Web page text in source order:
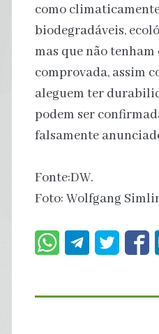
como
biodegradáveis,
mas que não
comprovada, assim
aleguem ter
podem ser
falsamente
Fonte:DW.
Foto: Wolfgang